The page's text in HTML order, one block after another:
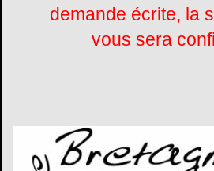
demande écrite, la
vous sera